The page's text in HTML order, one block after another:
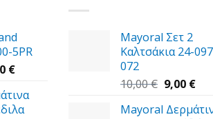
5PR
€.
€Η
τιμή
είναι:
Mayoral Σετ 2
Καλτσάκια 24-
072
10,00€ Original
was:
9,00 €Η
Mayoral